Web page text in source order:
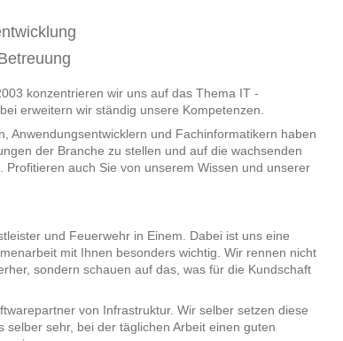
konzentrieren wir uns auf das Thema IT -
erweitern wir ständig unsere Kompetenzen.
Anwendungsentwicklern und Fachinformatikern haben
der Branche zu stellen und auf die wachsenden
auch Sie von unserem Wissen und unserer
und Feuerwehr in Einem. Dabei ist uns eine
mit Ihnen besonders wichtig. Wir rennen nicht
sondern schauen auf das, was für die Kundschaft
von Infrastruktur. Wir selber setzen diese
selber sehr, bei der täglichen Arbeit einen guten